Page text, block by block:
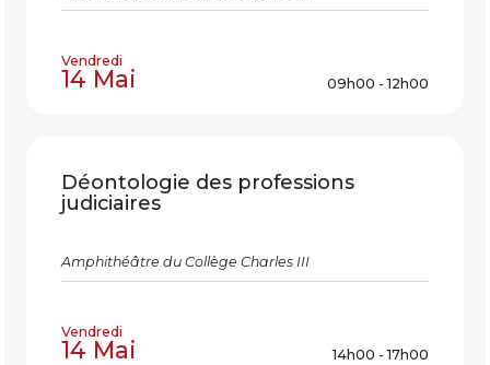
Vendredi
14 Mai 09h00 - 12h00
Déontologie des professions
judiciaires
Amphithéâtre du Collège Charles III
Vendredi
14 Mai 14h00 - 17h00